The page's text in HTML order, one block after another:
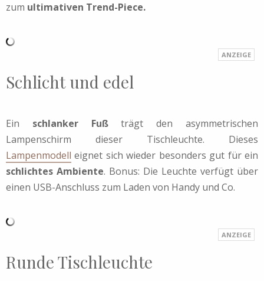
zum ultimativen Trend-Piece.
Schlicht und edel
Ein schlanker Fußträgt den asymmetrischen
Lampenschirm dieser Tischleuchte. Dieses
Lampenmodell eignet sich wieder besonders gut für ein
schlichtes Ambiente. Bonus: Die Leuchte verfügt über
einen USB-Anschluss zum Laden von Handy und Co.
Runde Tischleuchte